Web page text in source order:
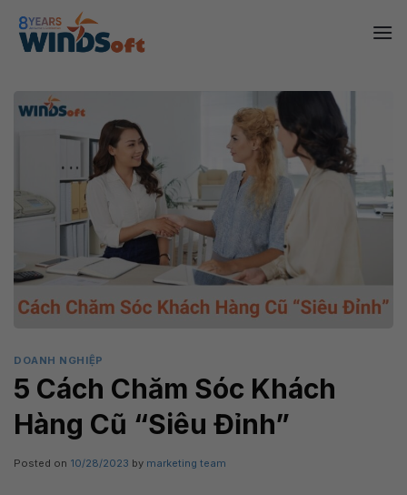
content
DOANH NGHIỆP
5 Cách Chăm Sóc Khách
Hàng Cũ “Siêu Đỉnh”
Posted on 10/28/2023 by marketing team